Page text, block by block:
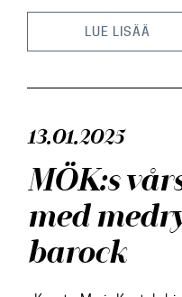
LUE LISÄÄ
13.01.2025
MÖK:s
med
barock